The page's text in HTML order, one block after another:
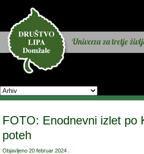
FOTO: Enodnevni izlet po
poteh
Objavljeno 20 februar 2024